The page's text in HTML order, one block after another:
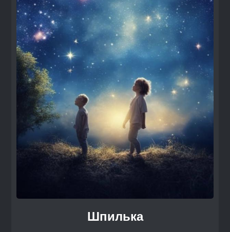
Шпилька